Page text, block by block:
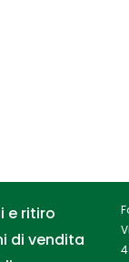
e ritiro
di vendita